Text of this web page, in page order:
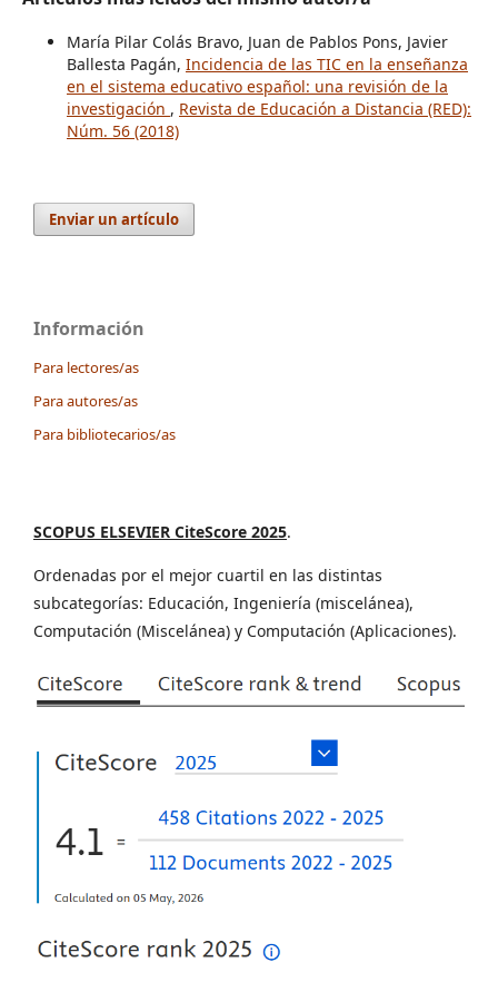
María Pilar Colás Bravo, Juan de Pablos Pons, Javier
Ballesta Pagán, Incidencia de las TIC en la enseñanza
en el sistema educativo español: una revisión de la
investigación , Revista de Educación a Distancia (RED):
Núm. 56 (2018)
Enviar un artículo
Información
Para lectores/as
Para autores/as
Para bibliotecarios/as
SCOPUS ELSEVIER CiteScore 2025.
Ordenadas por el mejor cuartil en las distintas
subcategorías: Educación, Ingeniería (miscelánea),
Computación (Miscelánea) y Computación (Aplicaciones).